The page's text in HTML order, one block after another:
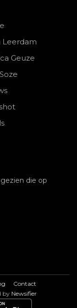
Leerdam
Geuze
die op
Contact
by Newsifier